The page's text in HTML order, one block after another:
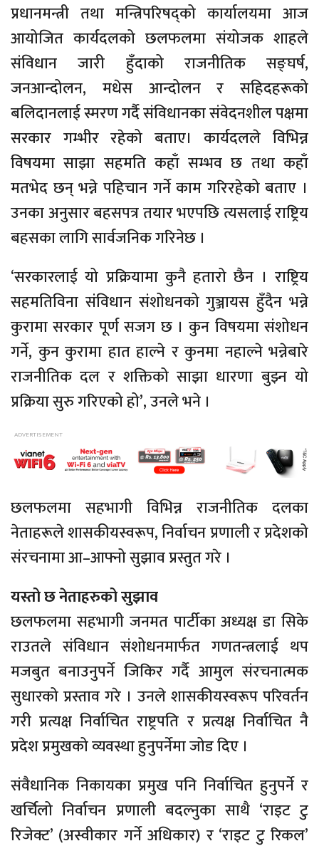
प्रधानमन्त्री तथा मन्त्रिपरिषद्को कार्यालयमा आज
आयोजित कार्यदलको छलफलमा संयोजक शाहले
संविधान जारी हुँदाको राजनीतिक सङ्घर्ष,
जनआन्दोलन, मधेस आन्दोलन र सहिदहरूको
बलिदानलाई स्मरण गर्दै संविधानका संवेदनशील पक्षमा
सरकार गम्भीर रहेको बताए। कार्यदलले विभिन्न
विषयमा साझा सहमति कहाँ सम्भव छ तथा कहाँ
मतभेद छन् भन्ने पहिचान गर्ने काम गरिरहेको बताए ।
उनका अनुसार बहसपत्र तयार भएपछि त्यसलाई राष्ट्रिय
बहसका लागि सार्वजनिक गरिनेछ ।
‘सरकारलाई यो प्रक्रियामा कुनै हतारो छैन । राष्ट्रिय
सहमतिविना संविधान संशोधनको गुञ्जायस हुँदैन भन्ने
कुरामा सरकार पूर्ण सजग छ । कुन विषयमा संशोधन
गर्ने, कुन कुरामा हात हाल्ने र कुनमा नहाल्ने भन्नेबारे
राजनीतिक दल र शक्तिको साझा धारणा बुझ्न यो
प्रक्रिया सुरु गरिएको हो’, उनले भने ।
छलफलमा सहभागी विभिन्न राजनीतिक दलका
नेताहरूले शासकीयस्वरूप, निर्वाचन प्रणाली र प्रदेशको
संरचनामा आ–आफ्नो सुझाव प्रस्तुत गरे ।
यस्तो छ नेताहरुको सुझाव
छलफलमा सहभागी जनमत पार्टीका अध्यक्ष डा सिके
राउतले संविधान संशोधनमार्फत गणतन्त्रलाई थप
मजबुत बनाउनुपर्ने जिकिर गर्दै आमुल संरचनात्मक
सुधारको प्रस्ताव गरे । उनले शासकीयस्वरूप परिवर्तन
गरी प्रत्यक्ष निर्वाचित राष्ट्रपति र प्रत्यक्ष निर्वाचित नै
प्रदेश प्रमुखको व्यवस्था हुनुपर्नेमा जोड दिए ।
संवैधानिक निकायका प्रमुख पनि निर्वाचित हुनुपर्ने र
खर्चिलो निर्वाचन प्रणाली बदल्नुका साथै ‘राइट टु
रिजेक्ट’ (अस्वीकार गर्ने अधिकार) र ‘राइट टु रिकल’